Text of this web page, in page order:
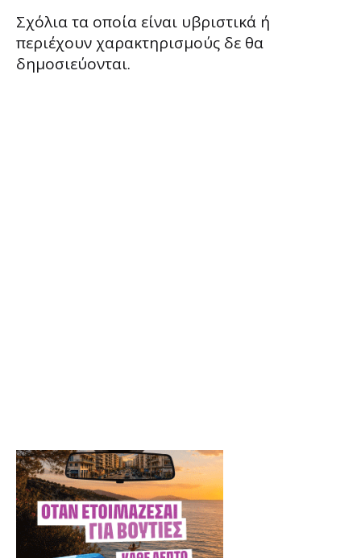
Σχόλια τα οποία είναι υβριστικά ή
περιέχουν χαρακτηρισμούς δε θα
δημοσιεύονται.